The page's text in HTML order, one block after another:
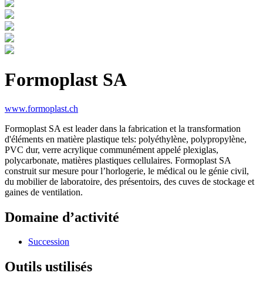
Formoplast SA
www.formoplast.ch
Formoplast SA est leader dans la fabrication et la transformation
d'éléments en matière plastique tels: polyéthylène, polypropylène,
PVC dur, verre acrylique communément appelé plexiglas,
polycarbonate, matières plastiques cellulaires. Formoplast SA
construit sur mesure pour l’horlogerie, le médical ou le génie civil,
du mobilier de laboratoire, des présentoirs, des cuves de stockage et
gaines de ventilation.
Domaine d’activité
Succession
Outils ustilisés